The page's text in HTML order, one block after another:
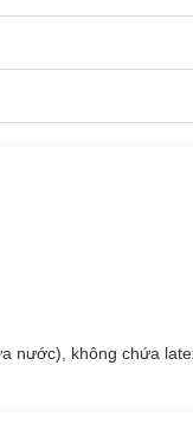
nước), không chứa